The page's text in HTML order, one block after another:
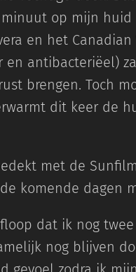
minuut op mijn
en het
antibacteriëel)
brengen. Toch
dit keer de
met de
komende dagen
dat ik nog
nog blijven